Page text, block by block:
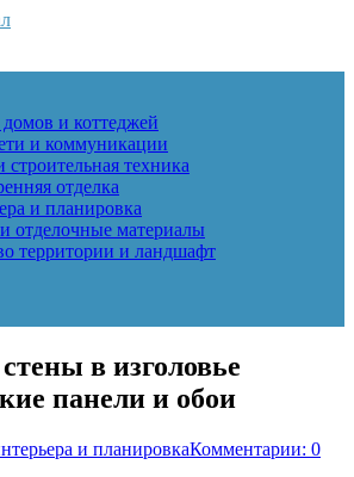
и коттеджей
и коммуникации
техника
отделка
и планировка
отделочные материалы
территории и ландшафт
в изголовье
панели и обои
и планировкаКомментарии: 0